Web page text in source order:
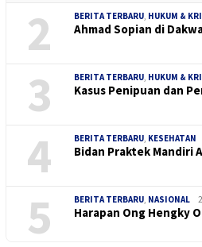
2 BERITA TERBARU, HUKUM &
Ahmad Sopian di
3 BERITA TERBARU, HUKUM &
Kasus Penipuan dan
4 BERITA TERBARU, KESEHATAN
Bidan Praktek Mandiri
5 BERITA TERBARU, NASIONAL
Harapan Ong Hengky